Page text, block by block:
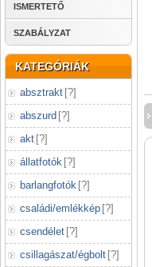
ISMERTETŐ
SZABÁLYZAT
KATEGÓRIÁK
absztrakt [?]
abszurd [?]
akt [?]
állatfotók [?]
barlangfotók [?]
családi/emlékkép [?]
csendélet [?]
csillagászat/égbolt [?]